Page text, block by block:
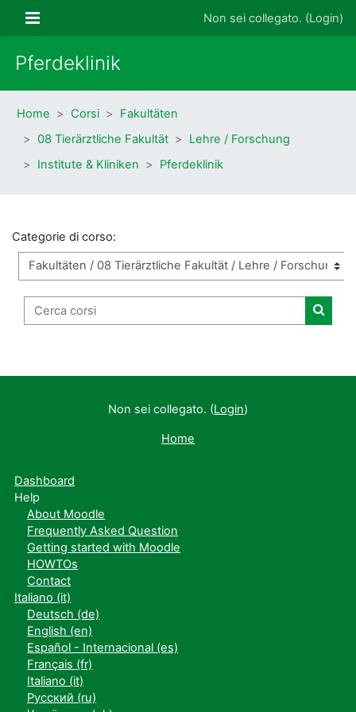
Pannello laterale Non sei collegato. (Login)
Pferdeklinik
Home Corsi
Fakultäten
08 Tierärztliche Fakultät
Lehre / Forschung
Institute & Kliniken
Pferdeklinik
Categorie di corso:
Cerca corsi
Cerca
Non sei collegato. (Login)
Home
Dashboard
Help
About Moodle
Frequently Asked Question
Getting started with Moodle
HOWTOs
Contact
Italiano ‎(it)‎
Deutsch ‎(de)‎
English ‎(en)‎
Español - Internacional ‎(es)‎
Français ‎(fr)‎
Italiano ‎(it)‎
Русский ‎(ru)‎